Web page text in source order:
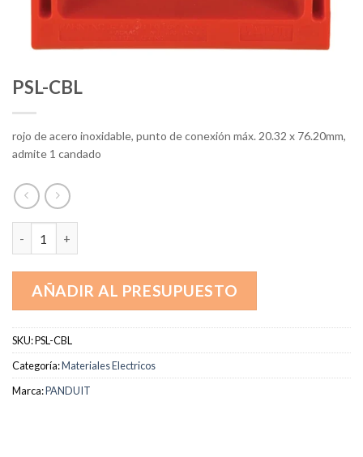
PSL-CBL
rojo de acero inoxidable, punto de conexión máx. 20.32 x 76.20mm,
admite 1 candado
AÑADIR AL PRESUPUESTO
SKU:PSL-CBL
Categoría:Materiales Electricos
Marca:PANDUIT